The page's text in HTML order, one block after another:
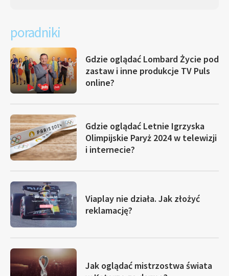
poradniki
Gdzie oglądać Lombard Życie pod
zastaw i inne produkcje TV Puls
online?
Gdzie oglądać Letnie Igrzyska
Olimpijskie Paryż 2024 w telewizji
i internecie?
Viaplay nie działa. Jak złożyć
reklamację?
Jak oglądać mistrzostwa świata